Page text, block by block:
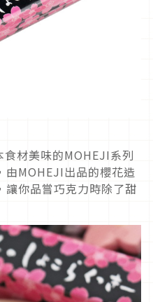
食材美味的MOHEJI系列
由MOHEJI出品的櫻花造
你品嘗巧克力時除了甜